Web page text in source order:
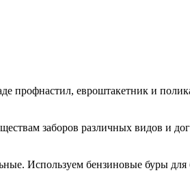
профнастил, евроштакетник и
заборов различных видов и
Используем бензиновые буры